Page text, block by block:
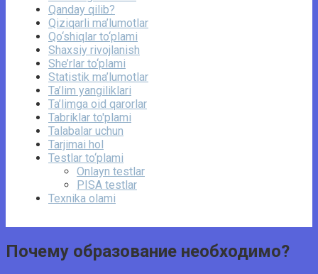
Qanday qilib?
Qiziqarli ma’lumotlar
Qo‘shiqlar to‘plami
Shaxsiy rivojlanish
She’rlar to‘plami
Statistik ma’lumotlar
Ta’lim yangiliklari
Ta’limga oid qarorlar
Tabriklar to'plami
Talabalar uchun
Tarjimai hol
Testlar to‘plami
Onlayn testlar
PISA testlar
Texnika olami
Почему образование необходимо?